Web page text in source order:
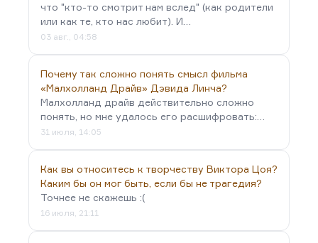
что "кто-то смотрит нам вслед" (как родители
или как те, кто нас любит). И…
03 авг., 04:58
Почему так сложно понять смысл фильма
«Малхолланд Драйв» Дэвида Линча?
Малхолланд драйв действительно сложно
понять, но мне удалось его расшифровать:…
31 июля, 14:05
Как вы относитесь к творчеству Виктора Цоя?
Каким бы он мог быть, если бы не трагедия?
Точнее не скажешь :(
16 июля, 21:11